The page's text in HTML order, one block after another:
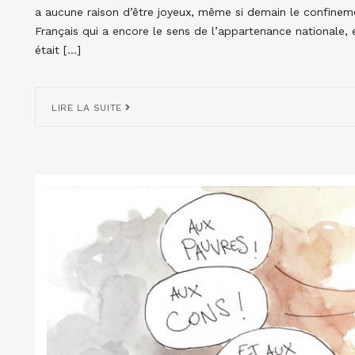
a aucune raison d’être joyeux, même si demain le
Français qui a encore le sens de l’appartenance
était […]
LIRE LA SUITE